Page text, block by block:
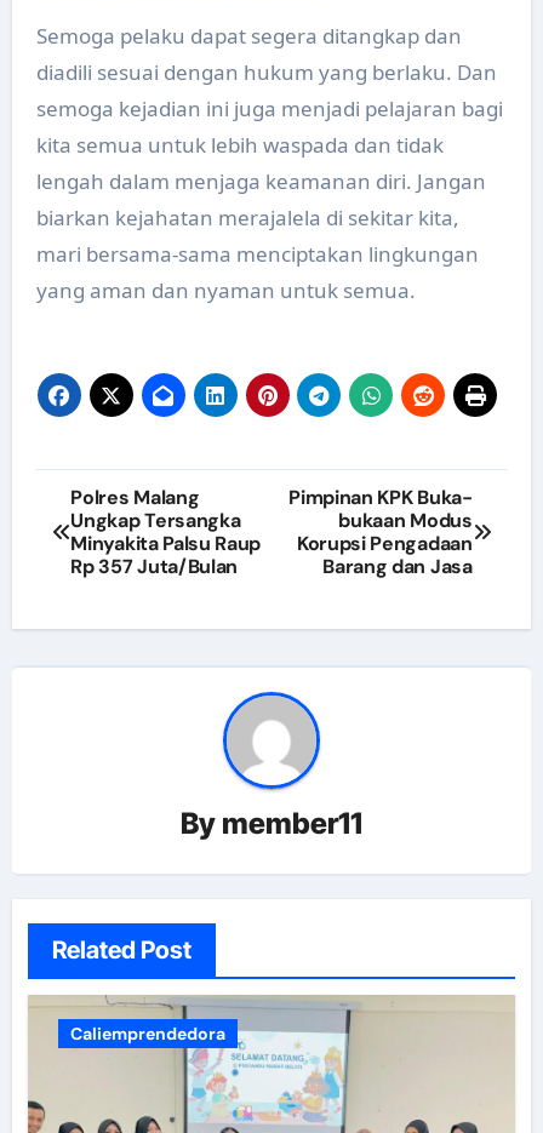
Semoga pelaku dapat segera ditangkap dan
diadili sesuai dengan hukum yang berlaku. Dan
semoga kejadian ini juga menjadi pelajaran bagi
kita semua untuk lebih waspada dan tidak
lengah dalam menjaga keamanan diri. Jangan
biarkan kejahatan merajalela di sekitar kita,
mari bersama-sama menciptakan lingkungan
yang aman dan nyaman untuk semua.
Navigasi
pos
Polres Malang
Ungkap Tersangka
Minyakita Palsu Raup
Rp 357 Juta/Bulan
Pimpinan KPK Buka-
bukaan Modus
Korupsi Pengadaan
Barang dan Jasa
By member11
Related Post
Caliemprendedora